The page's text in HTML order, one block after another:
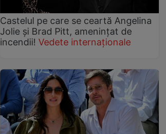
Castelul pe care se ceartă Angelina
Jolie și Brad Pitt, amenințat de
incendii! Vedete internaționale